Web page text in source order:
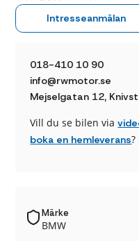
Intresseanmälan
018-410 10 90
info@rwmotor.se
Mejselgatan 12,
Vill du se bilen via
boka en hemleverans?
Märke
BMW